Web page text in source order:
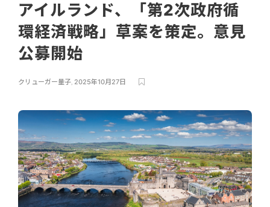
アイルランド、「第2次政府循
環経済戦略」草案を策定。意見
公募開始
クリューガー量子, 2025年10月27日